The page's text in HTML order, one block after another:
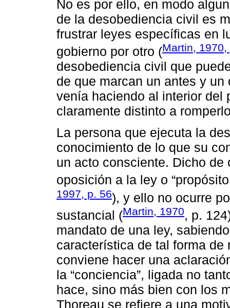
No es por ello, en modo
de la desobediencia civil es
frustrar leyes específicas en
gobierno por otro (Martin, 1970,
desobediencia civil que
de que marcan un antes y
venía haciendo al interior del
claramente distinto a
La persona que ejecuta la
conocimiento de lo que su
un acto consciente. Dicho
oposición a la ley o
1997, p. 56), y ello no ocurre
sustancial (Martin, 1970, p.
mandato de una ley,
característica de tal forma
conviene hacer una
la “conciencia”, ligada no
hace, sino más bien con los
Thoreau se refiere a una